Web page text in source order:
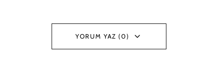
YORUM YAZ (0)